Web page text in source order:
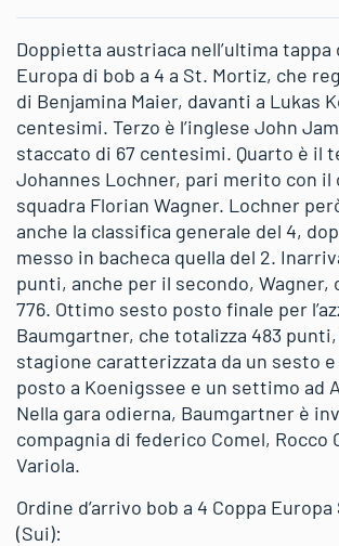
Doppietta austriaca nell’ultima tappa
Europa di bob a 4 a St. Mortiz, che
di Benjamina Maier, davanti a Lukas
centesimi. Terzo è l’inglese John
staccato di 67 centesimi. Quarto è il
Johannes Lochner, pari merito con il
squadra Florian Wagner. Lochner
anche la classifica generale del 4,
messo in bacheca quella del 2.
punti, anche per il secondo, Wagner,
776. Ottimo sesto posto finale per
Baumgartner, che totalizza 483
stagione caratterizzata da un sesto
posto a Koenigssee e un settimo ad
Nella gara odierna, Baumgartner è
compagnia di federico Comel, Rocco
Variola.
Ordine d’arrivo bob a 4 Coppa
(Sui):